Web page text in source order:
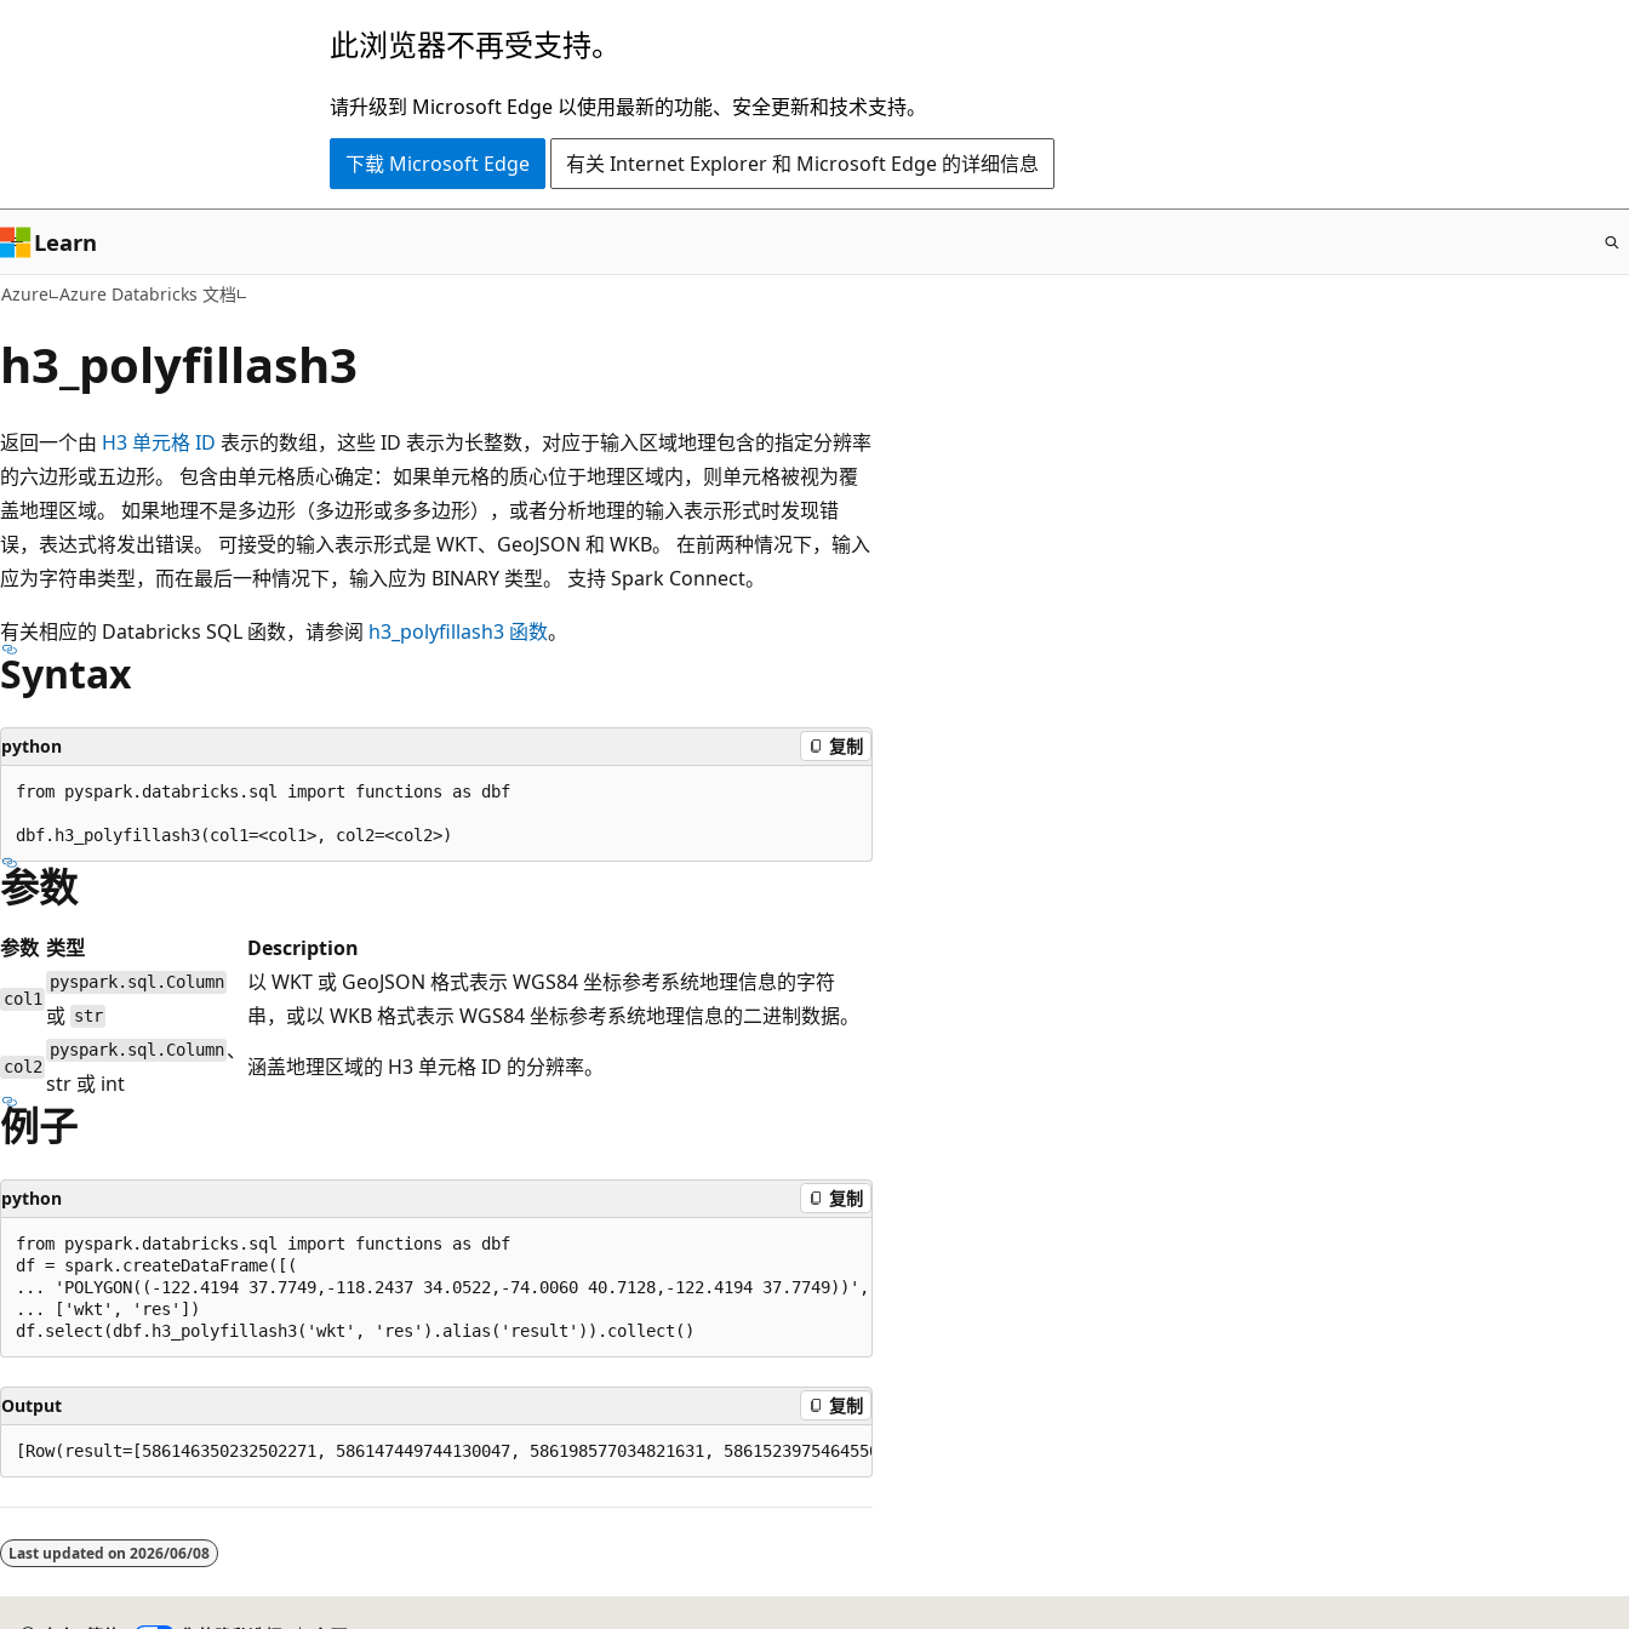
容
此浏览器不再受支持。
请升级到 Microsoft Edge 以使用最新的功能、安全更新和技术支持。
下载 Microsoft Edge 有关 Internet Explorer 和 Microsoft Edge 的详细信息
Learn
Azure Azure Databricks 文档
h3_polyfillash3
返回一个由 H3 单元格 ID 表示的数组，这些 ID 表示为长整数，对应于输入区域地理包含的指定分辨率
的六边形或五边形。 包含由单元格质心确定：如果单元格的质心位于地理区域内，则单元格被视为覆
盖地理区域。 如果地理不是多边形（多边形或多多边形），或者分析地理的输入表示形式时发现错
误，表达式将发出错误。 可接受的输入表示形式是 WKT、GeoJSON 和 WKB。 在前两种情况下，输入
应为字符串类型，而在最后一种情况下，输入应为 BINARY 类型。 支持 Spark Connect。
有关相应的 Databricks SQL 函数，请参阅 h3_polyfillash3 函数。
Syntax
python 复制
from pyspark.databricks.sql import functions as dbf
参数
参数 类型 Description
col1
pyspark.sql.Column
或 str
以 WKT 或 GeoJSON 格式表示 WGS84 坐标参考系统地理信息的字符
串，或以 WKB 格式表示 WGS84 坐标参考系统地理信息的二进制数据。
col2
pyspark.sql.Column 、
str 或 int
涵盖地理区域的 H3 单元格 ID 的分辨率。
例子
python 复制
from pyspark.databricks.sql import functions as dbf
df = spark.createDataFrame([(
... 'POLYGON((-122.4194 37.7749,-118.2437 34.0522,-74.0060 40.7128,-122.4194 37.7749))', 2),],
... ['wkt', 'res'])
Output 复制
模
式
Last updated on 2026/06/08